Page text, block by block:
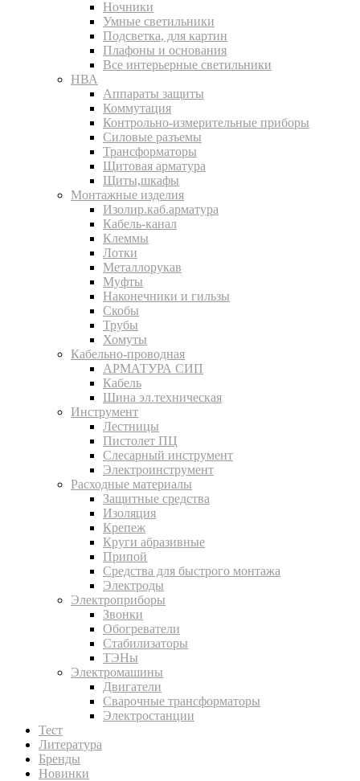
Ночники
Умные светильники
Подсветка, для картин
Плафоны и основания
Все интерьерные светильники
НВА
Аппараты защиты
Коммутация
Контрольно-измерительные приборы
Силовые разъемы
Трансформаторы
Щитовая арматура
Щиты,шкафы
Монтажные изделия
Изолир.каб.арматура
Кабель-канал
Клеммы
Лотки
Металлорукав
Муфты
Наконечники и гильзы
Скобы
Трубы
Хомуты
Кабельно-проводная
АРМАТУРА СИП
Кабель
Шина эл.техническая
Инструмент
Лестницы
Пистолет ПЦ
Слесарный инструмент
Электроинструмент
Расходные материалы
Защитные средства
Изоляция
Крепеж
Круги абразивные
Припой
Средства для быстрого монтажа
Электроды
Электроприборы
Звонки
Обогреватели
Стабилизаторы
ТЭНы
Электромашины
Двигатели
Сварочные трансформаторы
Электростанции
Тест
Литература
Бренды
Новинки